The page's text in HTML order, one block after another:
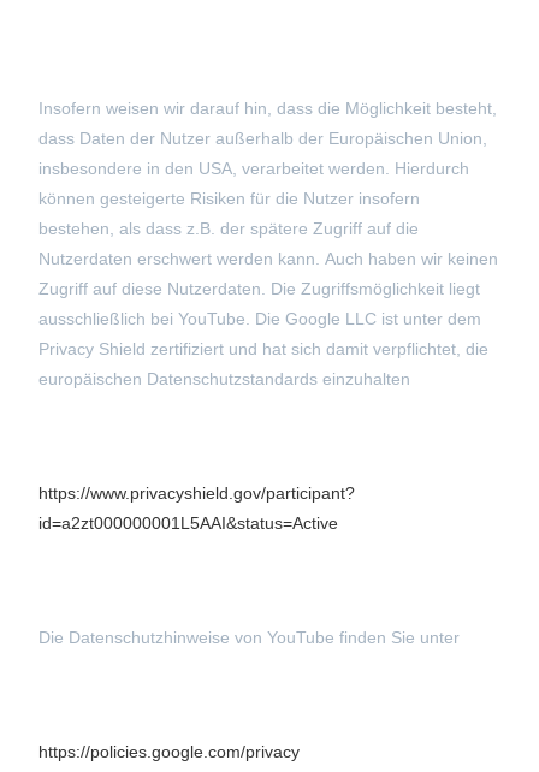
Insofern weisen wir darauf hin, dass die Möglichkeit besteht,
dass Daten der Nutzer außerhalb der Europäischen Union,
insbesondere in den USA, verarbeitet werden. Hierdurch
können gesteigerte Risiken für die Nutzer insofern
bestehen, als dass z.B. der spätere Zugriff auf die
Nutzerdaten erschwert werden kann. Auch haben wir keinen
Zugriff auf diese Nutzerdaten. Die Zugriffsmöglichkeit liegt
ausschließlich bei YouTube. Die Google LLC ist unter dem
Privacy Shield zertifiziert und hat sich damit verpflichtet, die
europäischen Datenschutzstandards einzuhalten
https://www.privacyshield.gov/participant?
id=a2zt000000001L5AAI&status=Active
Die Datenschutzhinweise von YouTube finden Sie unter
https://policies.google.com/privacy